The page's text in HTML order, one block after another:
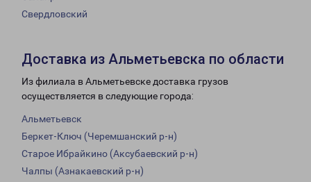
Свердловский
Доставка из Альметьевска по области
Из филиала в Альметьевске доставка грузов
осуществляется в следующие города:
Альметьевск
Беркет-Ключ (Черемшанский р-н)
Старое Ибрайкино (Аксубаевский р-н)
Чалпы (Азнакаевский р-н)